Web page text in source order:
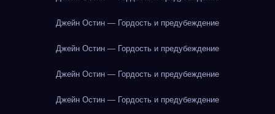
Джейн Остин — Гордость и предубеждение
Джейн Остин — Гордость и предубеждение
Джейн Остин — Гордость и предубеждение
Джейн Остин — Гордость и предубеждение